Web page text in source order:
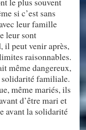
si c’est sans
leur famille
leur sont
il peut venir après,
raisonnables.
même dangereux,
solidarité familiale.
même mariés, ils
d’être mari et
avant la solidarité